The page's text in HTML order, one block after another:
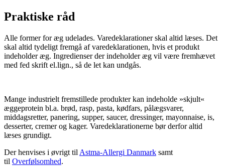
Praktiske råd
Alle former for æg udelades. Varedeklarationer skal altid læses. Det
skal altid tydeligt fremgå af varedeklarationen, hvis et produkt
indeholder æg. Ingredienser der indeholder æg vil være fremhævet
med fed skrift el.lign., så de let kan undgås.
Mange industrielt fremstillede produkter kan indeholde »skjult«
æggeprotein bl.a. brød, rasp, pasta, kødfars, pålægsvarer,
middagsretter, panering, supper, saucer, dressinger, mayonnaise, is,
desserter, cremer og kager. Varedeklarationerne bør derfor altid
læses grundigt.
Der henvises i øvrigt til Astma-Allergi Danmark samt
til Overfølsomhed.